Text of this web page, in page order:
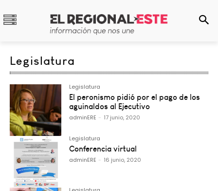
Legislatura
Legislatura
El peronismo pidió por el pago de los
aguinaldos al Ejecutivo
adminERE - 17 junio, 2020
Legislatura
Conferencia virtual
adminERE - 16 junio, 2020